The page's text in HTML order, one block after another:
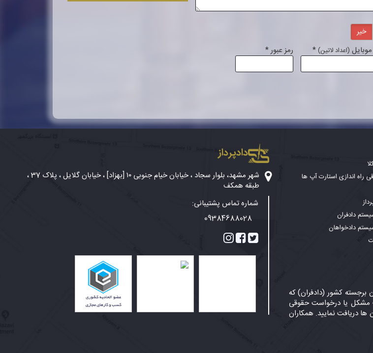
خیر
(اعداد لاتین) * رمز عبور*
راه اندازی استارت آپ ها
دادفران
دادخواهان
برجسته کشور (دادفران) که
مشکل یا درخواست حقوقی
دریافت نمایید. همکاران
دادپرداز
شهر مشهد، بلوار سجاد ، خیابان خیام جنوبی ۱۰ [بهزاد] ، خیابان گلایل ، پلاک 37 ،
طبقه همکف
شماره تماس پشتیبانی:
09384688028